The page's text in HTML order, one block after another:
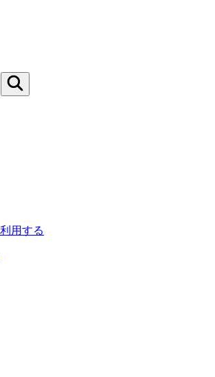
用する